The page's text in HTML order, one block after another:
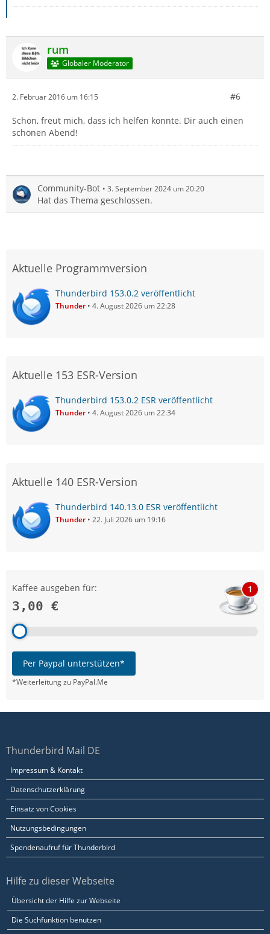
rum
Globaler Moderator
2. Februar 2016 um 16:15 #6
Schön, freut mich, dass ich helfen konnte. Dir auch einen
schönen Abend!
Community-Bot 3. September 2024 um 20:20
Hat das Thema geschlossen.
Aktuelle Programmversion
Thunderbird 153.0.2 veröffentlicht
Thunder 4. August 2026 um 22:28
Aktuelle 153 ESR-Version
Thunderbird 153.0.2 ESR veröffentlicht
Thunder 4. August 2026 um 22:34
Aktuelle 140 ESR-Version
Thunderbird 140.13.0 ESR veröffentlicht
Thunder 22. Juli 2026 um 19:16
Kaffee ausgeben für:
3,00 €
1
Per Paypal unterstützen*
*Weiterleitung zu PayPal.Me
Thunderbird Mail DE
Impressum & Kontakt
Datenschutzerklärung
Einsatz von Cookies
Nutzungsbedingungen
Spendenaufruf für Thunderbird
Hilfe zu dieser Webseite
Übersicht der Hilfe zur Webseite
Die Suchfunktion benutzen